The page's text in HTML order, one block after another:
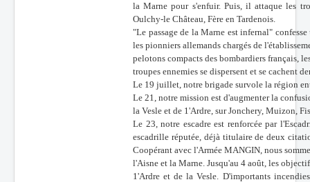
la Marne pour s'enfuir. Puis, il attaque les
Oulchy-le Château, Fère en Tardenois.
"Le passage de la Marne est infernal"
les pionniers allemands chargés de
pelotons compacts des bombardiers français,
troupes ennemies se dispersent et se cachent
Le 19 juillet, notre brigade survole la région
Le 21, notre mission est d'augmenter la
la Vesle et de 1'Ardre, sur Jonchery, Muizon,
Le 23, notre escadre est renforcée par
escadrille réputée, déjà titulaire de deux
Coopérant avec l'Armée MANGIN, nous
l'Aisne et la Marne. Jusqu'au 4 août, les
1'Ardre et de la Vesle. D'importants